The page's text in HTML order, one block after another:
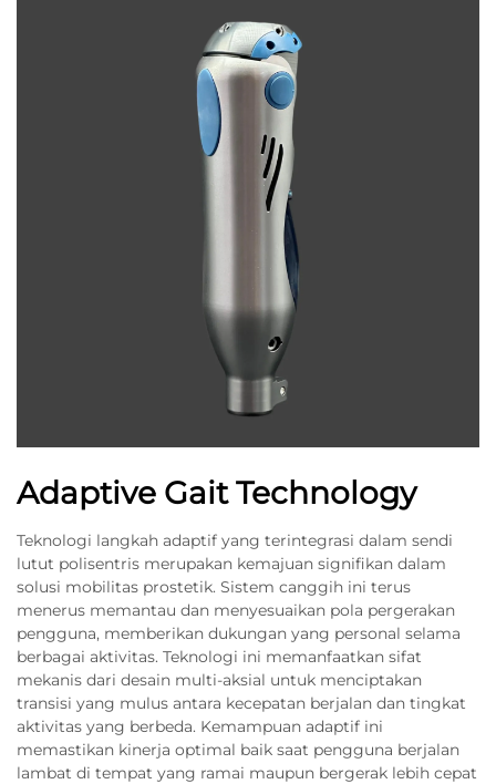
Adaptive Gait Technology
Teknologi langkah adaptif yang terintegrasi dalam sendi
lutut polisentris merupakan kemajuan signifikan dalam
solusi mobilitas prostetik. Sistem canggih ini terus
menerus memantau dan menyesuaikan pola pergerakan
pengguna, memberikan dukungan yang personal selama
berbagai aktivitas. Teknologi ini memanfaatkan sifat
mekanis dari desain multi-aksial untuk menciptakan
transisi yang mulus antara kecepatan berjalan dan tingkat
aktivitas yang berbeda. Kemampuan adaptif ini
memastikan kinerja optimal baik saat pengguna berjalan
lambat di tempat yang ramai maupun bergerak lebih cepat